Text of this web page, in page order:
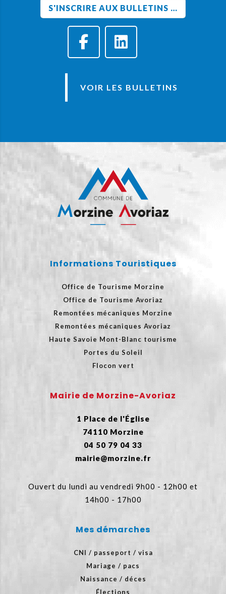
VOIR LES BULLETINS
Informations Touristiques
Office de Tourisme Morzine
Office de Tourisme Avoriaz
Remontées mécaniques Morzine
Remontées mécaniques Avoriaz
Haute Savoie Mont-Blanc tourisme
Portes du Soleil
Flocon vert
Mairie de Morzine-Avoriaz
1 Place de l'Église
74110 Morzine
04 50 79 04 33
mairie@morzine.fr
Ouvert du lundi au vendredi 9h00 - 12h00 et
14h00 - 17h00
Mes démarches
CNI / passeport / visa
Mariage / pacs
Naissance / déces
Élections